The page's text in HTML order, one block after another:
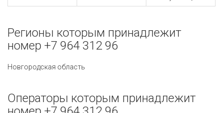
Регионы которым принадлежит
номер +7 964 312 96
Новгородская область
Операторы которым принадлежит